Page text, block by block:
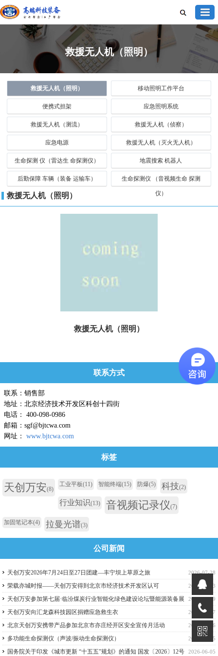
救援无人机（照明）
救援无人机（照明） 移动照明工作平台
便携式担架 应急照明系统
救援无人机（测流） 救援无人机（侦察）
应急电源 救援无人机（灭火无人机）
生命探测 仪（雷达生 命探测仪） 地震搜索 机器人
后勤保障 车辆（装备 运输车） 生命探测仪 （音视频生命 探测
仪）
救援无人机（照明）
救援无人机（照明）
联系方式
联系：销售部
地址：北京经济技术开发区科创十四街
电话： 400-098-0986
邮箱：sgf@bjtcwa.com
网址： www.bjtcwa.com
标签
天创万安(8)
工业平板(11) 智能终端(15) 防爆(5) 科技(2)
行业知识(13) 音视频记录仪(7)
加固笔记本(4) 拉曼光谱(3)
公司新闻
2026-07-28
天创万安2026年7月24日至27日团建—丰宁坝上草原之旅
2026-07-13
荣载亦城时报——天创万安得到北京市经济技术开发区认可
2026-06-29
天创万安参加第七届·临汾煤炭行业智能化绿色建设论坛暨能源装备展
览会
2026-06-17
天创万安向汇龙森科技园区捐赠应急救生衣
2026-06-16
北京天创万安携带产品参加北京市亦庄经开区安全宣传月活动
2026-06-15
多功能生命探测仪（声波/振动生命探测仪）
2026-06-05
国务院关于印发《城市更新 “十五五”规划》的通知 国发〔2026〕12号